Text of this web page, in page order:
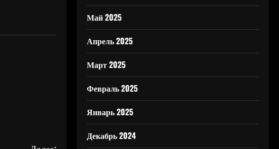
Май 2025
Апрель 2025
Март 2025
Февраль 2025
Январь 2025
Декабрь 2024